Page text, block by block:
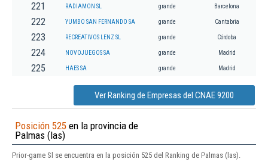
221 RADIAMON SL grande Barcelona
222 YUMBO SAN FERNANDO SA grande Cantabria
223 RECREATIVOS LENZ SL grande Córdoba
224 NOVOJUEGOS SA grande Madrid
225 HAES SA grande Madrid
Ver Ranking de Empresas del CNAE 9200
Posición 525 en la provincia de
Palmas (las)
Prior-game Sl se encuentra en la posición 525 del Ranking de Palmas (las).